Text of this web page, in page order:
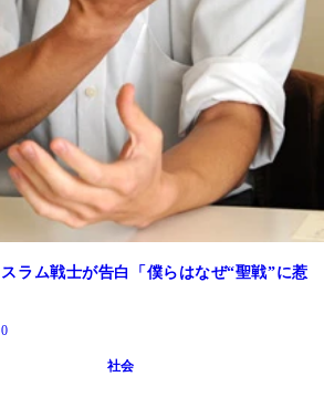
ラム戦士が告白「僕らはなぜ“聖戦”に惹
社会